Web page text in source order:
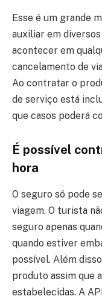
Esse é um grande
auxiliar em
acontecer em
cancelamento de
Ao contratar o
de serviço está
que casos poderá
É possível
hora
O seguro só pode
viagem. O turista
seguro apenas
quando estiver
possível. Além
produto assim que
estabelecidas. A